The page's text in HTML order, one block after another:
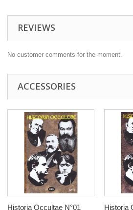
REVIEWS
No customer comments for the moment.
ACCESSORIES
Historia Occultae N°01 Historia